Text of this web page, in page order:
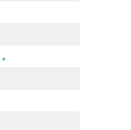
*